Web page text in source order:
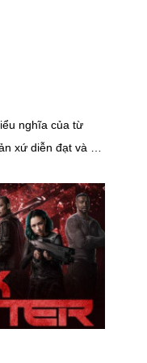
nghĩa của từ
xứ diễn đạt và sử
và quy tắc ngữ
sẽ làm giảm bớt
có thể giải quyết
lợi ích như:–
muốn, chúng tôi
nước ngoài thì với